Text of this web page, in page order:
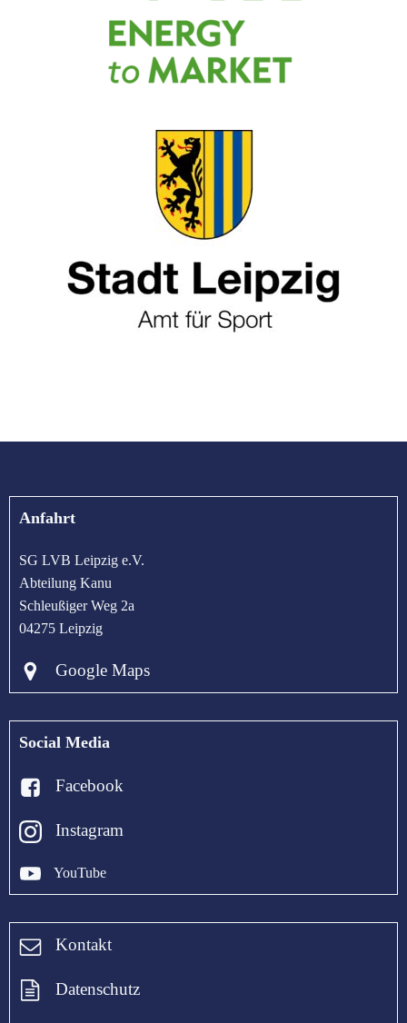
Anfahrt
SG LVB Leipzig e.V.
Abteilung Kanu
Schleußiger Weg 2a
04275 Leipzig
Google Maps
Social Media
Facebook
Instagram
YouTube
Kontakt
Datenschutz